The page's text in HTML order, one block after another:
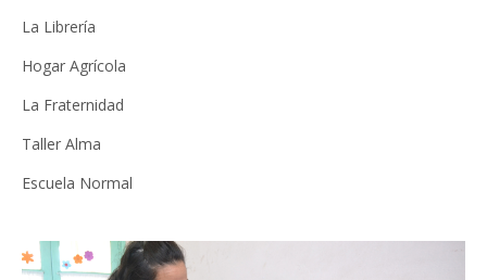
La Librería
Hogar Agrícola
La Fraternidad
Taller Alma
Escuela Normal